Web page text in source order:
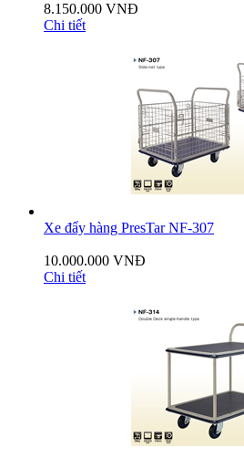
8.150.000 VNĐ
Chi tiết
Xe đẩy hàng PresTar NF-307
10.000.000 VNĐ
Chi tiết